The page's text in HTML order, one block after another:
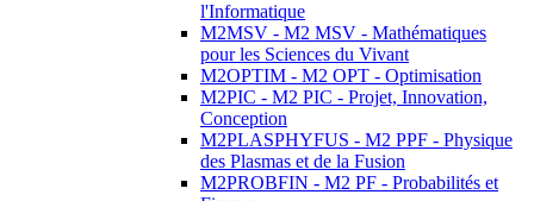
l'Informatique
M2MSV - M2 MSV - Mathématiques
pour les Sciences du Vivant
M2OPTIM - M2 OPT - Optimisation
M2PIC - M2 PIC - Projet, Innovation,
Conception
M2PLASPHYFUS - M2 PPF - Physique
des Plasmas et de la Fusion
M2PROBFIN - M2 PF - Probabilités et